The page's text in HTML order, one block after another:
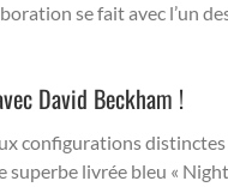
se fait avec l’un
David Beckham !
configurations
livrée bleu «